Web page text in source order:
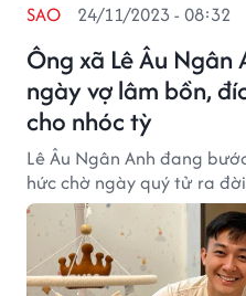
Ông xã Lê Âu Ngân
ngày vợ lâm bồn,
cho nhóc tỳ
SAO 24/11/2023 - 08:32
Lê Âu Ngân Anh đang
hức chờ ngày quý tử ra